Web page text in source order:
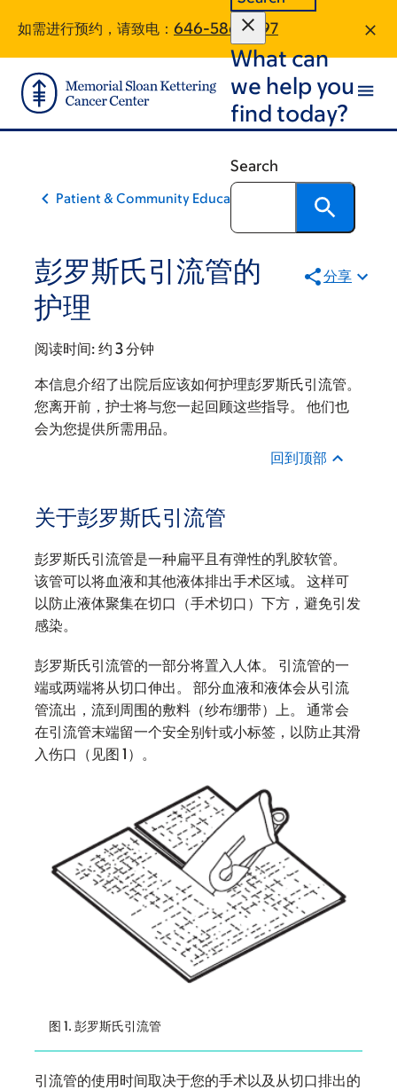
main
content
footer
如需进行预约，请致电： 646-586-1697
What can
we help you
find today?
Search
Patient & Community Education
彭罗斯氏引流管的
护理
分享
阅读时间: 约 3 分钟
本信息介绍了出院后应该如何护理彭罗斯氏引流管。
您离开前，护士将与您一起回顾这些指导。 他们也
会为您提供所需用品。
回到顶部
关于彭罗斯氏引流管
彭罗斯氏引流管是一种扁平且有弹性的乳胶软管。
该管可以将血液和其他液体排出手术区域。 这样可
以防止液体聚集在切口（手术切口）下方，避免引发
感染。
彭罗斯氏引流管的一部分将置入人体。 引流管的一
端或两端将从切口伸出。 部分血液和液体会从引流
管流出，流到周围的敷料（纱布绷带）上。 通常会
在引流管末端留一个安全别针或小标签，以防止其滑
入伤口（见图 1）。
图 1. 彭罗斯氏引流管
引流管的使用时间取决于您的手术以及从切口排出的